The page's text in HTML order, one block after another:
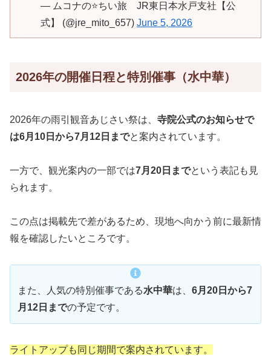
— ムコナの⭐ちい旅 JR東日本水戸支社【公
式】 (@jre_mito_657) June 5, 2026
2026年の開催日程と特別催事（水中華）
2026年の雨引観音あじさい祭は、 寺院公式のお知らせで
は6月10日から7月12日までと案内されています。
一方で、観光案内の一部では7月20日までという表記も見
られます。
この点は掲載先で差があるため、現地へ向かう前に最新情
報を確認したいところです。
また、人気の特別催事である水中華は、 6月20日から7
月12日までの予定です。
ライトアップも同じ期間で案内されています。